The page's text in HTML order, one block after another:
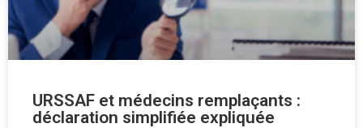
URSSAF et médecins remplaçants :
déclaration simplifiée expliquée